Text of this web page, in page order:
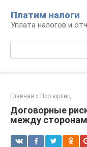
контенту
Платим налоги
Уплата налогов и
Главная » Про юрлиц
Договорные
между